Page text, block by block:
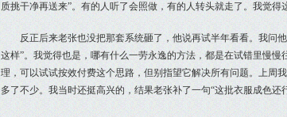
质挑干净再送来”。有的人听了会照做，有的人转头就走了。我觉
反正后来老张也没把那套系统砸了，他说再试半年看看。我问
这样”。我觉得也是，哪有什么一劳永逸的方法，都是在试错里慢
理，可以试试按效付费这个思路，但别指望它解决所有问题。上周
多了不少。我当时还挺高兴的，结果老张补了一句“这批衣服成色